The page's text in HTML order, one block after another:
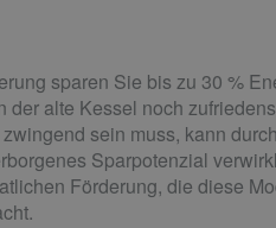
sparen Sie bis zu 30 %
der alte Kessel noch
sein muss, kann
Sparpotenzial
Förderung, die diese